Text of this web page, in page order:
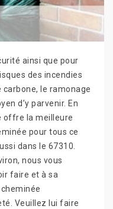
ainsi que pour
des incendies
carbone, le ramonage
d’y parvenir. En
offre la meilleure
pour tous ce
dans le 67310.
nous vous
faire et à sa
Veuillez lui faire